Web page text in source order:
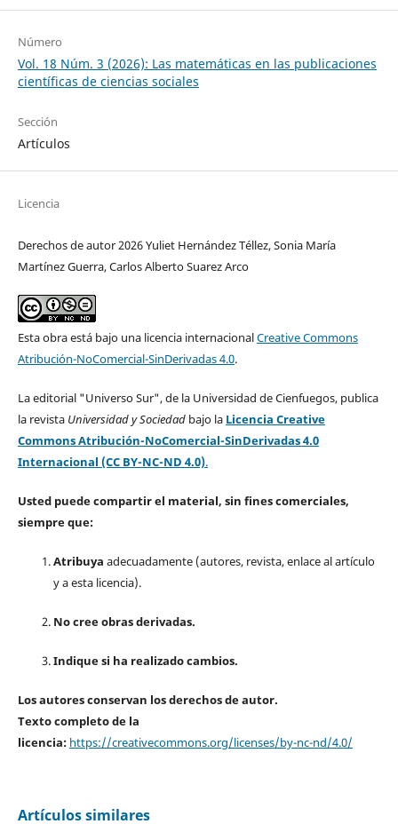
Número
Vol. 18 Núm. 3 (2026): Las matemáticas en las publicaciones
científicas de ciencias sociales
Sección
Artículos
Licencia
Derechos de autor 2026 Yuliet Hernández Téllez, Sonia María
Martínez Guerra, Carlos Alberto Suarez Arco
Esta obra está bajo una licencia internacionalCreative Commons
Atribución-NoComercial-SinDerivadas 4.0.
La editorial "Universo Sur", de la Universidad de Cienfuegos, publica
la revista Universidad y Sociedad bajo la Licencia Creative
Commons Atribución-NoComercial-SinDerivadas 4.0
Internacional (CC BY-NC-ND 4.0).
Usted puede compartir el material, sin fines comerciales,
siempre que:
Atribuya adecuadamente (autores, revista, enlace al artículo
y a esta licencia).
No cree obras derivadas.
Indique si ha realizado cambios.
Los autores conservan los derechos de autor.
Texto completo de la
licencia: https://creativecommons.org/licenses/by-nc-nd/4.0/
Artículos similares